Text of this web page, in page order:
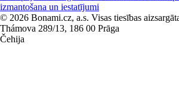
izmantošana un iestatījumi
© 2026 Bonami.cz, a.s. Visas tiesības
Thámova 289/13, 186 00 Prāga
Čehija